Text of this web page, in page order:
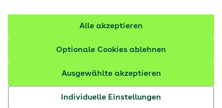
Individuelle Einstellungen
Ausgewählte akzeptieren
Optionale Cookies ablehnen
Alle akzeptieren
Inhalte im Überblick
dem Beschäftigungsverhältnis
Wechsel in die Familienversicherung
Auswirkungen der Kündigungsfrist